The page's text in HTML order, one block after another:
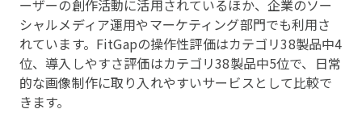
ーザーの創作活動に活用されているほか、企業のソー
シャルメディア運用やマーケティング部門でも利用さ
れています。FitGapの操作性評価はカテゴリ38製品中4
位、導入しやすさ評価はカテゴリ38製品中5位で、日常
的な画像制作に取り入れやすいサービスとして比較で
きます。